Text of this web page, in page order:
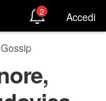
2 Accedi